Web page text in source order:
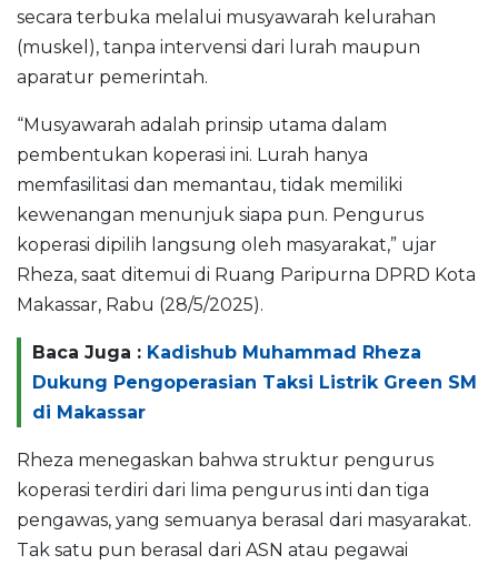
secara terbuka melalui musyawarah kelurahan
(muskel), tanpa intervensi dari lurah maupun
aparatur pemerintah.
“Musyawarah adalah prinsip utama dalam
pembentukan koperasi ini. Lurah hanya
memfasilitasi dan memantau, tidak memiliki
kewenangan menunjuk siapa pun. Pengurus
koperasi dipilih langsung oleh masyarakat,” ujar
Rheza, saat ditemui di Ruang Paripurna DPRD Kota
Makassar, Rabu (28/5/2025).
Baca Juga : Kadishub Muhammad Rheza
Dukung Pengoperasian Taksi Listrik Green SM
di Makassar
Rheza menegaskan bahwa struktur pengurus
koperasi terdiri dari lima pengurus inti dan tiga
pengawas, yang semuanya berasal dari masyarakat.
Tak satu pun berasal dari ASN atau pegawai